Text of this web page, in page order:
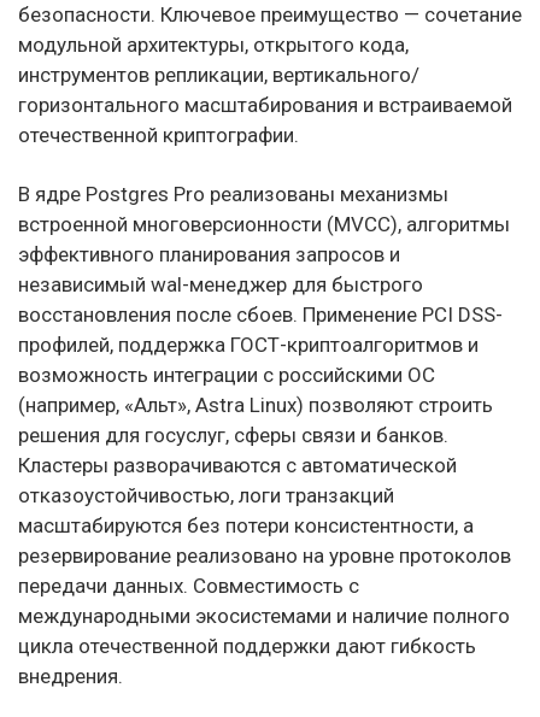
безопасности. Ключевое преимущество — сочетание
модульной архитектуры, открытого кода,
инструментов репликации, вертикального/
горизонтального масштабирования и встраиваемой
отечественной криптографии.
В ядре Postgres Pro реализованы механизмы
встроенной многоверсионности (MVCC), алгоритмы
эффективного планирования запросов и
независимый wal-менеджер для быстрого
восстановления после сбоев. Применение PCI DSS-
профилей, поддержка ГОСТ-криптоалгоритмов и
возможность интеграции с российскими ОС
(например, «Альт», Astra Linux) позволяют строить
решения для госуслуг, сферы связи и банков.
Кластеры разворачиваются с автоматической
отказоустойчивостью, логи транзакций
масштабируются без потери консистентности, а
резервирование реализовано на уровне протоколов
передачи данных. Совместимость с
международными экосистемами и наличие полного
цикла отечественной поддержки дают гибкость
внедрения.